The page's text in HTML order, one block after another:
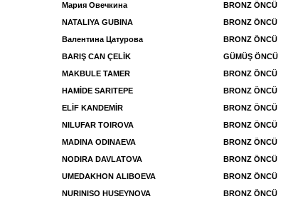
Мария Овечкина
BRONZ ÖNCÜ
NATALIYA GUBINA
BRONZ ÖNCÜ
Валентина Цатурова
BRONZ ÖNCÜ
BARIŞ CAN ÇELİK
GÜMÜŞ ÖNCÜ
MAKBULE TAMER
BRONZ ÖNCÜ
HAMİDE SARITEPE
BRONZ ÖNCÜ
ELİF KANDEMİR
BRONZ ÖNCÜ
NILUFAR TOIROVA
BRONZ ÖNCÜ
MADINA ODINAEVA
BRONZ ÖNCÜ
NODIRA DAVLATOVA
BRONZ ÖNCÜ
UMEDAKHON ALIBOEVA
BRONZ ÖNCÜ
NURINISO HUSEYNOVA
BRONZ ÖNCÜ